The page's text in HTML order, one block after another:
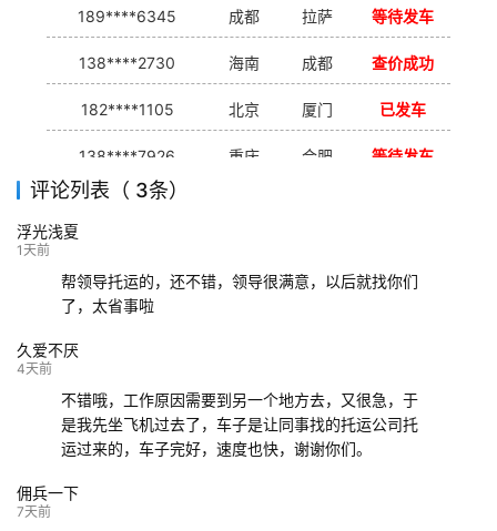
189****6345 成都 拉萨 等待发车
138****2730 海南 成都 查价成功
182****1105 北京 厦门 已发车
138****7926 重庆 合肥 等待发车
139****9233
评论列表（ 3条）
浮光浅夏
1天前
帮领导托运的，还不错，领导很满意，以后就找你们
了，太省事啦
久爱不厌
4天前
不错哦，工作原因需要到另一个地方去，又很急，于
是我先坐飞机过去了，车子是让同事找的托运公司托
运过来的，车子完好，速度也快，谢谢你们。
佣兵一下
7天前